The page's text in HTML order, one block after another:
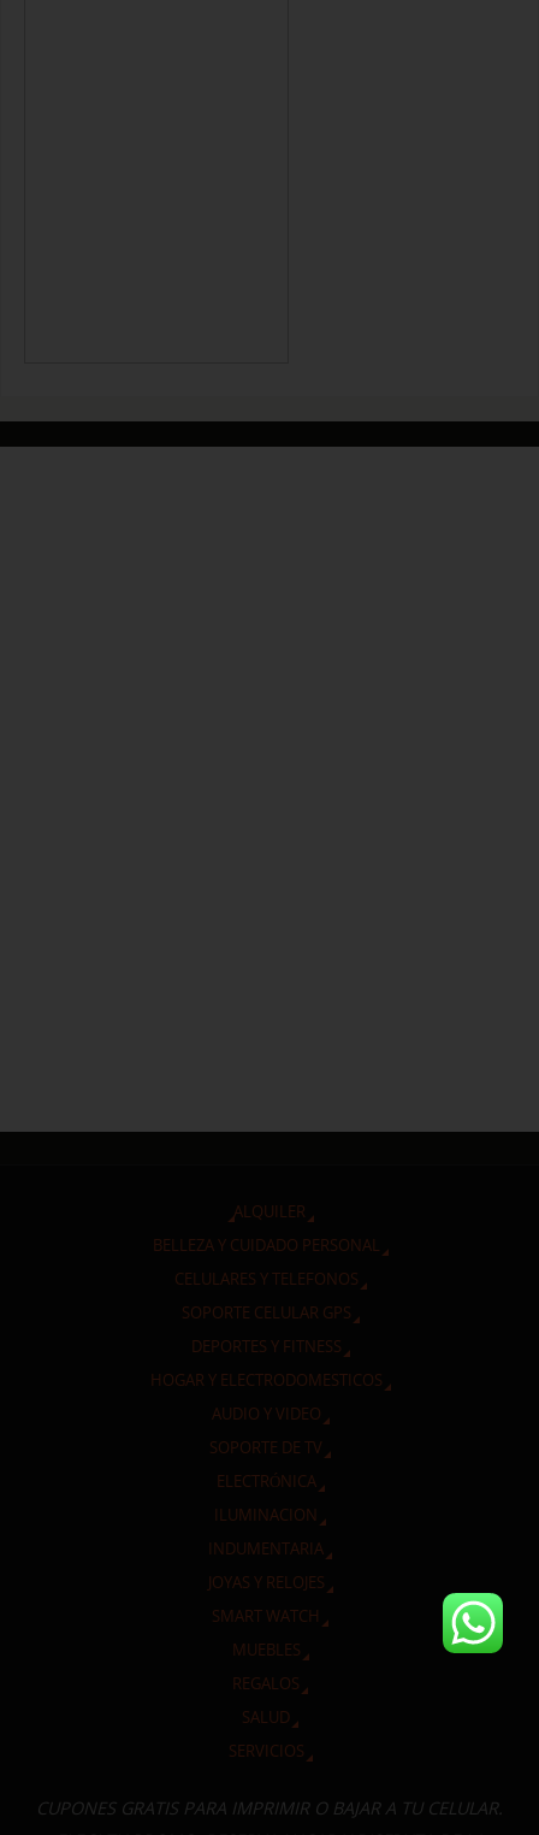
ALQUILER
BELLEZA Y CUIDADO PERSONAL
CELULARES Y TELEFONOS
SOPORTE CELULAR GPS
DEPORTES Y FITNESS
HOGAR Y ELECTRODOMESTICOS
AUDIO Y VIDEO
SOPORTE DE TV
ELECTRÓNICA
ILUMINACION
INDUMENTARIA
JOYAS Y RELOJES
SMART WATCH
MUEBLES
REGALOS
SALUD
SERVICIOS
CUPONES GRATIS PARA IMPRIMIR O BAJAR A TU CELULAR.